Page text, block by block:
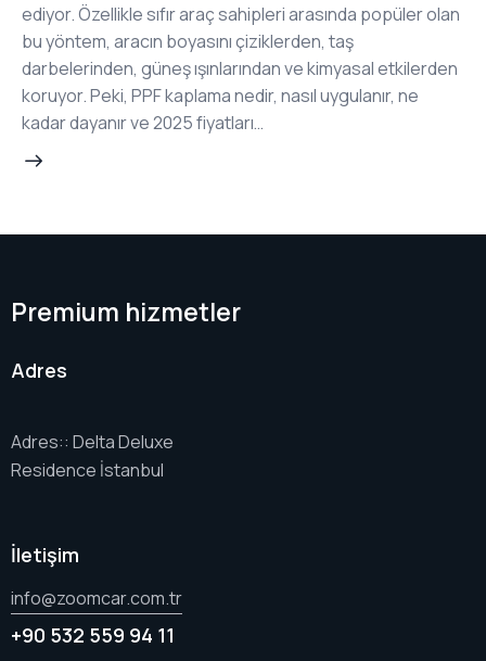
ediyor. Özellikle sıfır araç sahipleri arasında popüler olan
bu yöntem, aracın boyasını çiziklerden, taş
darbelerinden, güneş ışınlarından ve kimyasal etkilerden
koruyor. Peki, PPF kaplama nedir, nasıl uygulanır, ne
kadar dayanır ve 2025 fiyatları…
Premium hizmetler
Adres
Adres:: Delta Deluxe
Residence İstanbul
İletişim
info@zoomcar.com.tr
+90 532 559 94 11